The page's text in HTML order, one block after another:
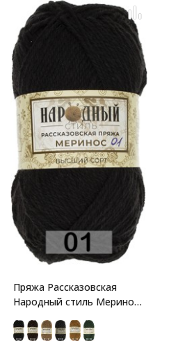
Пряжа Рассказовская
Народный стиль Меринос